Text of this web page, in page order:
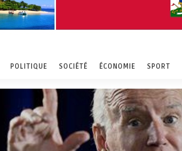
POLITIQUE SOCIÉTÉ ÉCONOMIE SPORT